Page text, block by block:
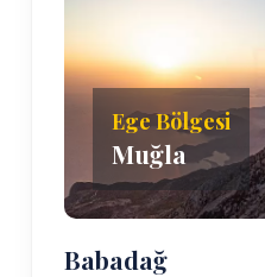
Ege Bölgesi
Muğla
Babadağ